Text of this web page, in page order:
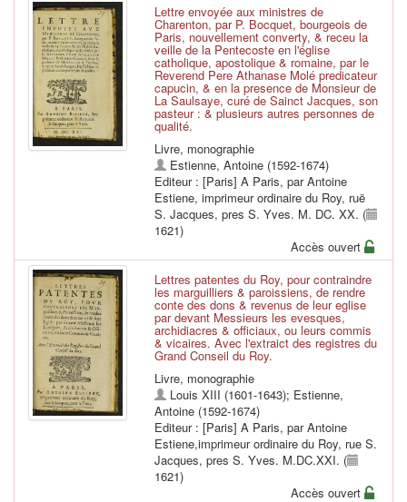
Lettre envoyée aux ministres de
Charenton, par P. Bocquet, bourgeois de
Paris, nouvellement converty, & receu la
veille de la Pentecoste en l'église
catholique, apostolique & romaine, par le
Reverend Pere Athanase Molé predicateur
capucin, & en la presence de Monsieur de
La Saulsaye, curé de Sainct Jacques, son
pasteur : & plusieurs autres personnes de
qualité.
Livre, monographie
Estienne, Antoine (1592-1674)
Editeur : [Paris] A Paris, par Antoine
Estiene, imprimeur ordinaire du Roy, ruë
S. Jacques, pres S. Yves. M. DC. XX. (
1621)
Accès ouvert
Lettres patentes du Roy, pour contraindre
les marguilliers & paroissiens, de rendre
conte des dons & revenus de leur eglise
par devant Messieurs les evesques,
archidiacres & officiaux, ou leurs commis
& vicaires. Avec l'extraict des registres du
Grand Conseil du Roy.
Livre, monographie
Louis XIII (1601-1643); Estienne,
Antoine (1592-1674)
Editeur : [Paris] A Paris, par Antoine
Estiene,imprimeur ordinaire du Roy, rue S.
Jacques, pres S. Yves. M.DC.XXI. (
1621)
Accès ouvert